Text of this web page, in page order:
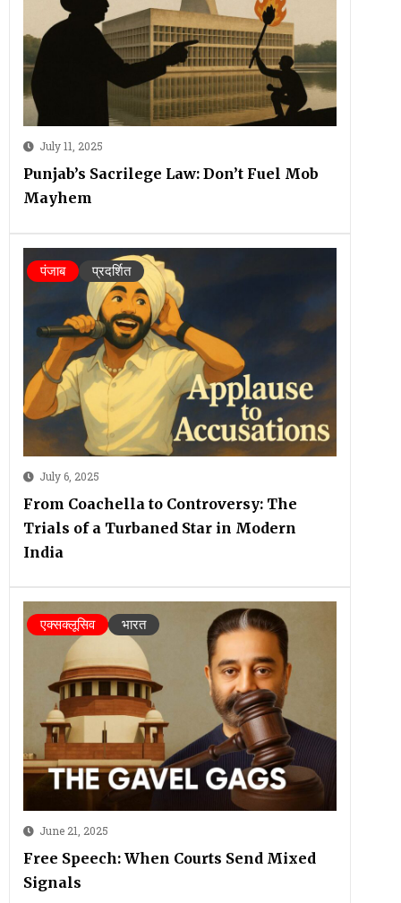
July 11, 2025
Punjab’s Sacrilege Law: Don’t Fuel Mob
Mayhem
July 6, 2025
From Coachella to Controversy: The
Trials of a Turbaned Star in Modern
India
पंजाब प्रदर्शित
June 21, 2025
Free Speech: When Courts Send Mixed
Signals
एक्सक्लूसिव भारत